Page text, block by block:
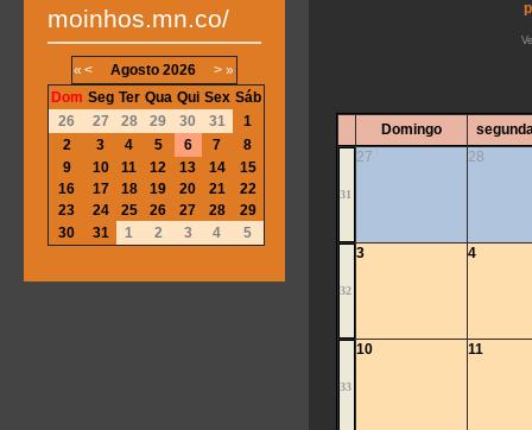
Domingo
31
27 28
32
3 4
33
10 11
moinhos.mn.co/
« < Agosto 2026 > »
Dom Seg Ter Qua Qui Sex Sáb
26
27 28 29 30 31
1
2
3 4 5 6 7
8
9
10 11 12 13 14
15
16
17 18 19 20 21
22
23
24 25 26 27 28
29
30
31 1 2 3 4 5